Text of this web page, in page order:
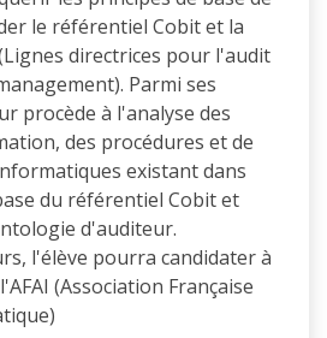
le référentiel Cobit et la
directrices pour l'audit
Parmi ses
procède à l'analyse des
des procédures et de
existant dans
du référentiel Cobit et
d'auditeur.
l'élève pourra candidater à
(Association Française